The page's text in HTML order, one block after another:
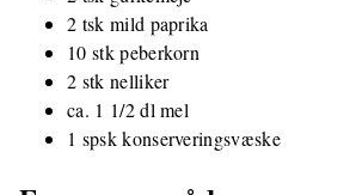
2 tsk mild paprika
10 stk peberkorn
2 stk nelliker
ca. 1 1/2 dl mel
1 spsk konserveringsvæske